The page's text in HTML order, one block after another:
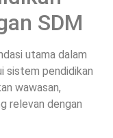
SDM
utama dalam
sistem pendidikan
wawasan,
relevan dengan